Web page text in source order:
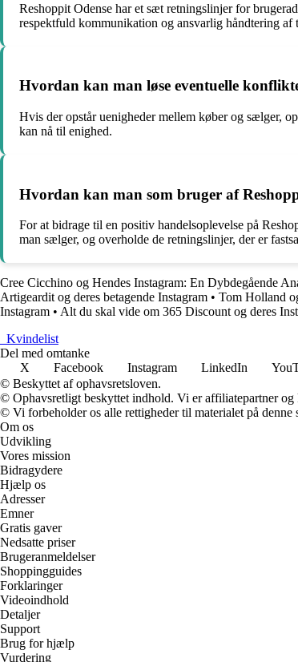
Reshoppit Odense har et sæt retningslinjer for
respektfuld kommunikation og ansvarlig håndtering af
Hvordan kan man løse eventuelle
Hvis der opstår uenigheder mellem køber og sælger,
kan nå til enighed.
Hvordan kan man som bruger af
For at bidrage til en positiv handelsoplevelse på
man sælger, og overholde de retningslinjer, der er
Cree Cicchino og Hendes Instagram: En Dybdegående
Artigeardit og deres betagende Instagram • Tom Holland
Instagram • Alt du skal vide om 365 Discount og deres
Kvindelist
Del med omtanke
X
Facebook Instagram LinkedIn
© Beskyttet af ophavsretsloven.
© Ophavsretligt beskyttet indhold. Vi er affiliatepartner
© Vi forbeholder os alle rettigheder til materialet på
Om os
Udvikling
Vores mission
Bidragydere
Hjælp os
Adresser
Emner
Gratis gaver
Nedsatte priser
Brugeranmeldelser
Shoppingguides
Forklaringer
Videoindhold
Detaljer
Support
Brug for hjælp
Vurdering